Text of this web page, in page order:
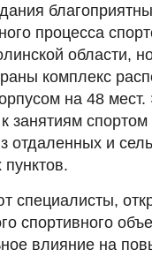
процесса
области,
комплекс
на 48 мест.
занятиям спортом
отдаленных и
специалисты,
спортивного
влияние на